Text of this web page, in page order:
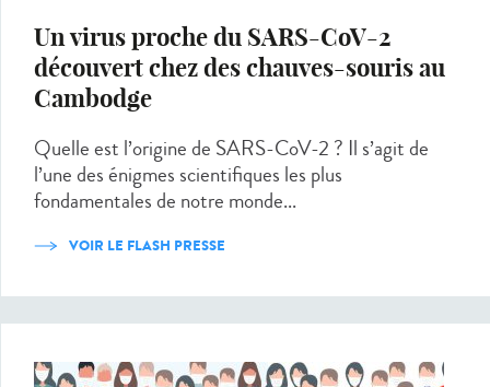
Un virus proche du SARS-CoV-2
découvert chez des chauves-souris au
Cambodge
Quelle est l’origine de SARS-CoV-2 ? Il s’agit de
l’une des énigmes scientifiques les plus
fondamentales de notre monde...
VOIR LE FLASH PRESSE